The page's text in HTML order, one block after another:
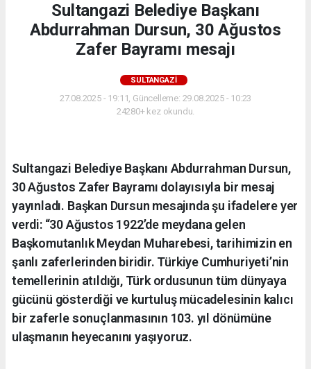
Sultangazi Belediye Başkanı
Abdurrahman Dursun, 30 Ağustos
Zafer Bayramı mesajı
SULTANGAZI
27.08.2025 - 19:11, Güncelleme: 29.08.2025 - 10:23
24280+ kez okundu.
Sultangazi Belediye Başkanı Abdurrahman Dursun,
30 Ağustos Zafer Bayramı dolayısıyla bir mesaj
yayınladı. Başkan Dursun mesajında şu ifadelere yer
verdi: “30 Ağustos 1922’de meydana gelen
Başkomutanlık Meydan Muharebesi, tarihimizin en
şanlı zaferlerinden biridir. Türkiye Cumhuriyeti’nin
temellerinin atıldığı, Türk ordusunun tüm dünyaya
gücünü gösterdiği ve kurtuluş mücadelesinin kalıcı
bir zaferle sonuçlanmasının 103. yıl dönümüne
ulaşmanın heyecanını yaşıyoruz.